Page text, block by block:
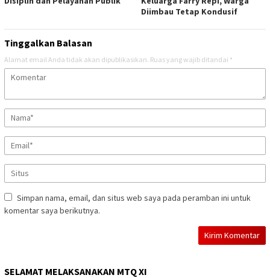
Diimbau Tetap Kondusif
Tinggalkan Balasan
Alamat email Anda tidak akan dipublikasikan. Ruas yang wajib ditandai *
Simpan nama, email, dan situs web saya pada peramban ini untuk
komentar saya berikutnya.
SELAMAT MELAKSANAKAN MTQ XI